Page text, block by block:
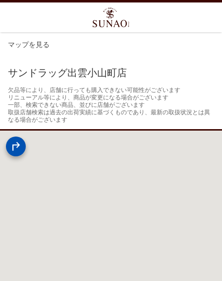
マップを見る
サンドラッグ出雲小山町店
欠品等により、店舗に行っても購入できない可能性がございます
リニューアル等により、商品が変更になる場合がございます
一部、検索できない商品、並びに店舗がございます
取扱店舗検索は過去の出荷実績に基づくものであり、最新の取扱状況とは異
なる場合がございます